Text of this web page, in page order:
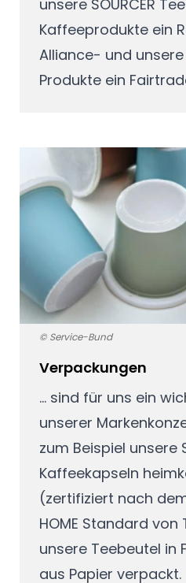
unsere SOURCER
Kaffeeprodukte ein
Alliance- und unsere
Produkte ein
Verpackungen
… sind für uns ein
unserer
zum Beispiel unsere
Kaffeekapseln
(zertifiziert nach
HOME Standard von
unsere Teebeutel in
aus Papier verpackt.
© Service-Bund